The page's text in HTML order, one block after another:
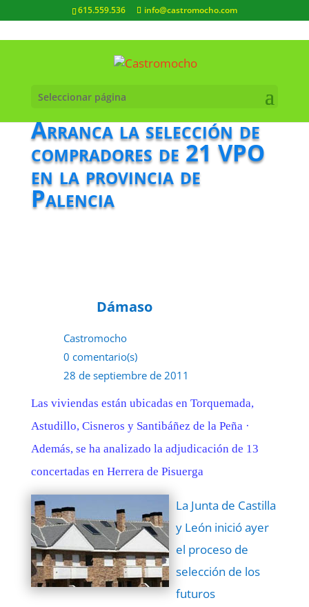
615.559.536 info@castromocho.com
Seleccionar página
Arranca la selección de
compradores de 21 VPO
en la provincia de
Palencia
Dámaso
Castromocho
0 comentario(s)
28 de septiembre de 2011
Las viviendas están ubicadas en Torquemada,
Astudillo, Cisneros y Santibáñez de la Peña ·
Además, se ha analizado la adjudicación de 13
concertadas en Herrera de Pisuerga
La Junta de Castilla
y León inició ayer
el proceso de
selección de los
futuros